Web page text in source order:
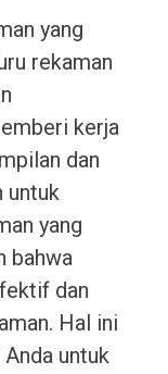
yang
rekaman
kerja
dan
untuk
yang
bahwa
dan
Hal ini
untuk